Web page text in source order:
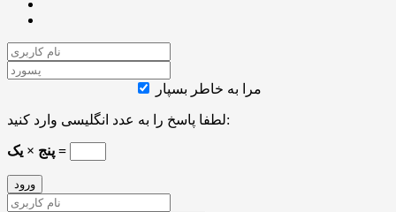
مرا به خاطر بسپار
لطفا پاسخ را به عدد انگلیسی وارد کنید:
پنج × یک =